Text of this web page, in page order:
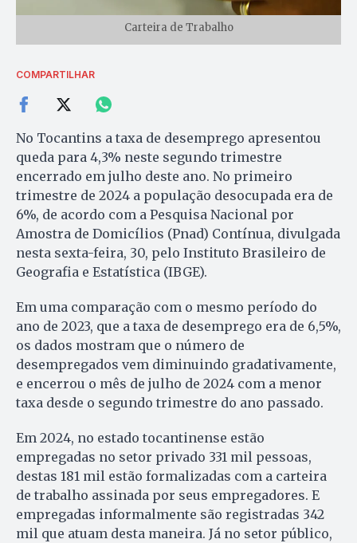
Carteira de Trabalho
COMPARTILHAR
No Tocantins a taxa de desemprego apresentou
queda para 4,3% neste segundo trimestre
encerrado em julho deste ano. No primeiro
trimestre de 2024 a população desocupada era de
6%, de acordo com a Pesquisa Nacional por
Amostra de Domicílios (Pnad) Contínua, divulgada
nesta sexta-feira, 30, pelo Instituto Brasileiro de
Geografia e Estatística (IBGE).
Em uma comparação com o mesmo período do
ano de 2023, que a taxa de desemprego era de 6,5%,
os dados mostram que o número de
desempregados vem diminuindo gradativamente,
e encerrou o mês de julho de 2024 com a menor
taxa desde o segundo trimestre do ano passado.
Em 2024, no estado tocantinense estão
empregadas no setor privado 331 mil pessoas,
destas 181 mil estão formalizadas com a carteira
de trabalho assinada por seus empregadores. E
empregadas informalmente são registradas 342
mil que atuam desta maneira. Já no setor público,